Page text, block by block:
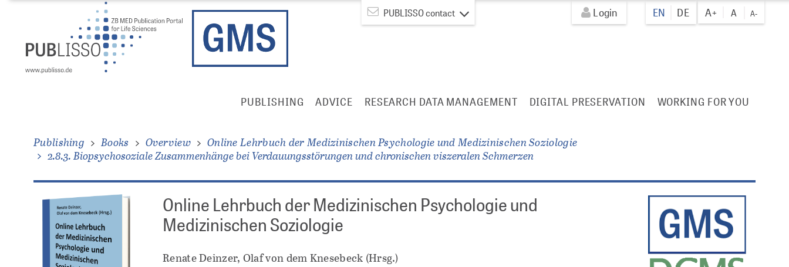
content
PUBLISSO contact Login EN DE A+ A A-
PUBLISHING ADVICE RESEARCH DATA MANAGEMENT DIGITAL PRESERVATION WORKING FOR YOU
Publishing Books Overview
Online Lehrbuch der Medizinischen Psychologie und Medizinischen Soziologie
2.8.3. Biopsychosoziale Zusammenhänge bei Verdauungsstörungen und chronischen viszeralen Schmerzen
Online Lehrbuch der Medizinischen Psychologie und
Medizinischen Soziologie
Renate Deinzer, Olaf von dem Knesebeck (Hrsg.)